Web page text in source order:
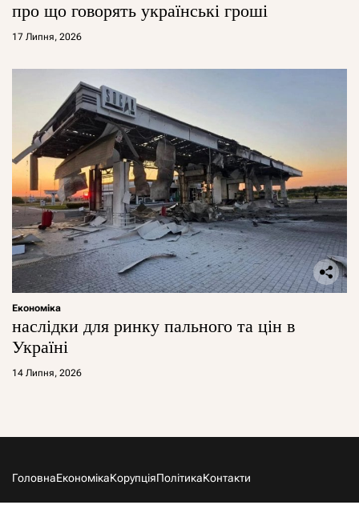
про що говорять українські гроші
17 Липня, 2026
Економіка
наслідки для ринку пального та цін в
Україні
14 Липня, 2026
ГоловнаЕкономікаКорупціяПолітикаКонтакти